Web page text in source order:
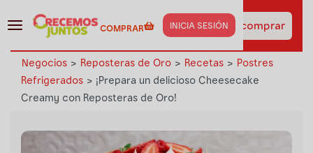
COMPRAR INICIA SESIÓN
¡Haz clic aquí y obtén los
insumos de esta receta
al instante!
Ir a comprar
Negocios > Reposteras de Oro > Recetas > Postres
Refrigerados > ¡Prepara un delicioso Cheesecake
Creamy con Reposteras de Oro!